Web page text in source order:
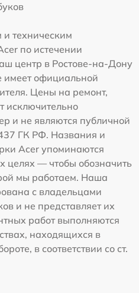
техническим
по истечении
центр в Ростове-на-Дону
имеет официальной
Цены на ремонт,
исключительно
и не являются публичной
ГК РФ. Названия и
Acer упоминаются
целях — чтобы обозначить
мы работаем. Наша
с владельцами
и не представляет их
работ выполняются
находящихся в
в соответствии со ст.